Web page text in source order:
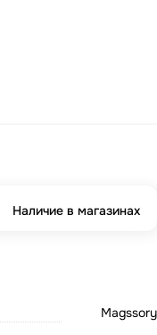
Наличие в магазинах
Magssory